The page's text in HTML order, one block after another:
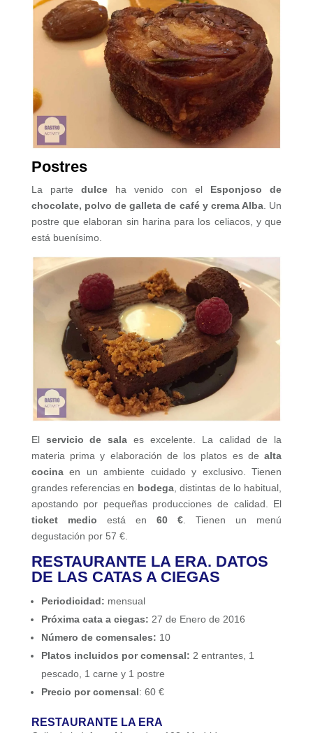
Postres
La parte dulceha venido con el Esponjoso de
chocolate, polvo de galleta de café y crema Alba . Un
postre que elaboran sin harina para los celiacos, y que
está buenísimo.
El servicio de sala es excelente. La calidad de la
materia prima y elaboración de los platos es dealta
cocinaen un ambiente cuidado y exclusivo. Tienen
grandes referencias en bodega, distintas de lo habitual,
apostando por pequeñas producciones de calidad. El
ticket medio está en60 € . Tienen un menú
degustación por 57 €.
RESTAURANTE LA ERA. DATOS
DE LAS CATAS A CIEGAS
Periodicidad: mensual
Próxima cata a ciegas: 27 de Enero de 2016
Número de comensales: 10
Platos incluidos por comensal: 2 entrantes, 1
pescado, 1 carne y 1 postre
Precio por comensal: 60 €
RESTAURANTE LA ERA